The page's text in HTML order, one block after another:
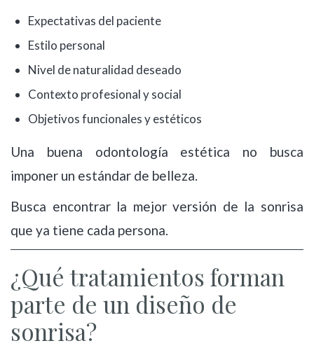
Expectativas del paciente
Estilo personal
Nivel de naturalidad deseado
Contexto profesional y social
Objetivos funcionales y estéticos
Una buena odontología estética no busca
imponer un estándar de belleza.
Busca encontrar la mejor versión de la sonrisa
que ya tiene cada persona.
¿Qué tratamientos forman
parte de un diseño de
sonrisa?